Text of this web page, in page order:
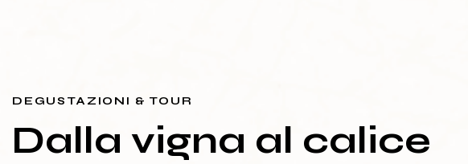
DEGUSTAZIONI & TOUR
Dalla vigna al calice